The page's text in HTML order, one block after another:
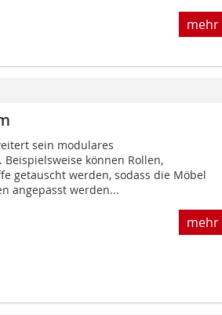
mehr
sein modulares
können Rollen,
getauscht werden, sodass die Möbel
angepasst werden...
mehr